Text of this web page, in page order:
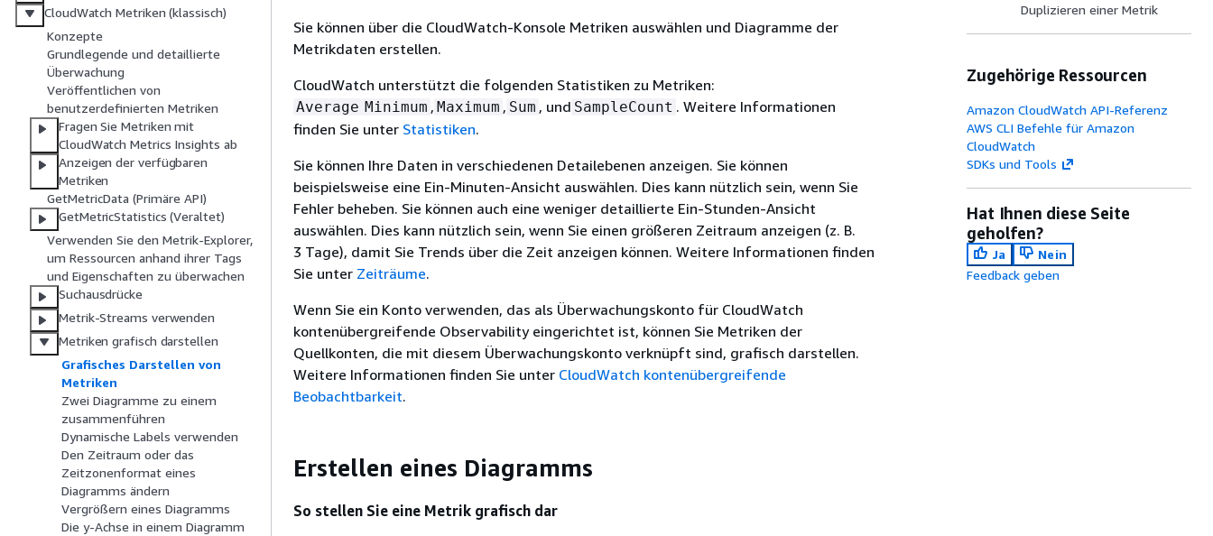
CloudWatch Metriken (klassisch)
Konzepte
Grundlegende und detaillierte
Überwachung
Veröffentlichen von
benutzerdefinierten Metriken
Fragen Sie Metriken mit
CloudWatch Metrics Insights ab
Anzeigen der verfügbaren
Metriken
GetMetricData (Primäre API)
GetMetricStatistics (Veraltet)
Verwenden Sie den Metrik-Explorer,
um Ressourcen anhand ihrer Tags
und Eigenschaften zu überwachen
Suchausdrücke
Metrik-Streams verwenden
Metriken grafisch darstellen
Grafisches Darstellen von
Metriken
Zwei Diagramme zu einem
zusammenführen
Dynamische Labels verwenden
Den Zeitraum oder das
Zeitzonenformat eines
Diagramms ändern
Vergrößern eines Diagramms
Die y-Achse in einem Diagramm
Sie können über die CloudWatch-Konsole Metriken auswählen und Diagramme der
Metrikdaten erstellen.
CloudWatch unterstützt die folgenden Statistiken zu Metriken:
Average Minimum , Maximum , Sum , und SampleCount . Weitere Informationen
finden Sie unter Statistiken.
Sie können Ihre Daten in verschiedenen Detailebenen anzeigen. Sie können
beispielsweise eine Ein-Minuten-Ansicht auswählen. Dies kann nützlich sein, wenn Sie
Fehler beheben. Sie können auch eine weniger detaillierte Ein-Stunden-Ansicht
auswählen. Dies kann nützlich sein, wenn Sie einen größeren Zeitraum anzeigen (z. B.
3 Tage), damit Sie Trends über die Zeit anzeigen können. Weitere Informationen finden
Sie unter Zeiträume.
Wenn Sie ein Konto verwenden, das als Überwachungskonto für CloudWatch
kontenübergreifende Observability eingerichtet ist, können Sie Metriken der
Quellkonten, die mit diesem Überwachungskonto verknüpft sind, grafisch darstellen.
Weitere Informationen finden Sie unter CloudWatch kontenübergreifende
Beobachtbarkeit.
Erstellen eines Diagramms
So stellen Sie eine Metrik grafisch dar
Duplizieren einer Metrik
Zugehörige Ressourcen
Amazon CloudWatch API-Referenz
AWS CLI Befehle für Amazon
CloudWatch
SDKs und Tools
Hat Ihnen diese Seite
geholfen?
Ja
Nein
Feedback geben